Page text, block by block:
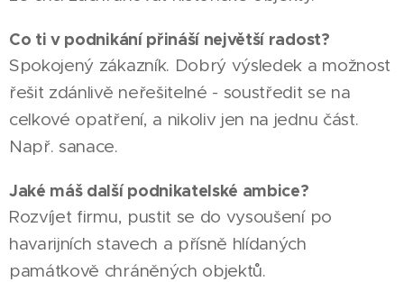
Co ti v podnikání přináší největší radost?
Spokojený zákazník. Dobrý výsledek a možnost
řešit zdánlivě neřešitelné - soustředit se na
celkové opatření, a nikoliv jen na jednu část.
Např. sanace.
Jaké máš další podnikatelské ambice?
Rozvíjet firmu, pustit se do vysoušení po
havarijních stavech a přísně hlídaných
památkově chráněných objektů.